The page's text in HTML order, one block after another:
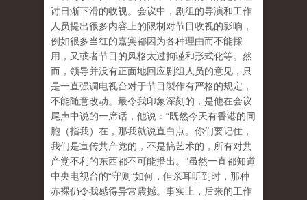
讨日渐下滑的收视。会议中，剧组的导演和工作
人员提出很多内容上的限制对节目收视的影响，
例如很多当红的嘉宾都因为各种理由而不能採
用，又或者节目的风格太过拘谨和形式化等。然
而，领导并没有正面地回应剧组人员的意见，只
是一直强调电视台对于节目製作有严格的规定，
不能随意改动。最令我印象深刻的，是他在会议
尾声中说的一席话，他说：“既然今天有香港的同
胞（指我）在，那我就说直白点。你们要记住，
我们是宣传共产党的，不是搞艺术的，所有对共
产党不利的东西都不可能播出。”虽然一直都知道
中央电视台的“守则”如何，但亲耳听到时，那种
赤裸仍令我感得异常震撼。事实上，后来的工作